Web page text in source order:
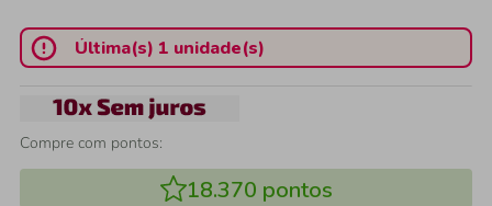
Última(s) 1 unidade(s)
Compre com pontos:
18.370 pontos